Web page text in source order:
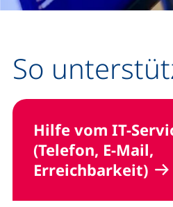
So
Hilfe vom IT-
(Telefon, E-Mail,
Erreichbarkeit)